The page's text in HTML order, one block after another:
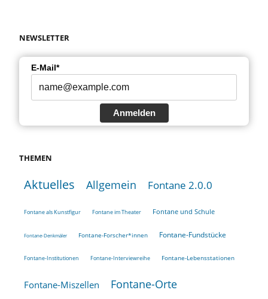
NEWSLETTER
E-Mail*
Anmelden
THEMEN
Aktuelles Allgemein Fontane 2.0.0
Fontane als Kunstfigur Fontane im Theater Fontane und Schule
Fontane-Denkmäler Fontane-Forscher*innen Fontane-Fundstücke
Fontane-Institutionen Fontane-Interviewreihe Fontane-Lebensstationen
Fontane-Miszellen Fontane-Orte